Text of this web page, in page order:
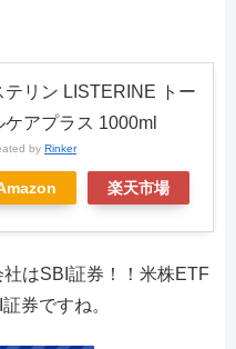
テリン LISTERINE トー
ケアプラス 1000ml
by Rinker
楽天市場
はSBI証券！！米株ETF
券ですね。